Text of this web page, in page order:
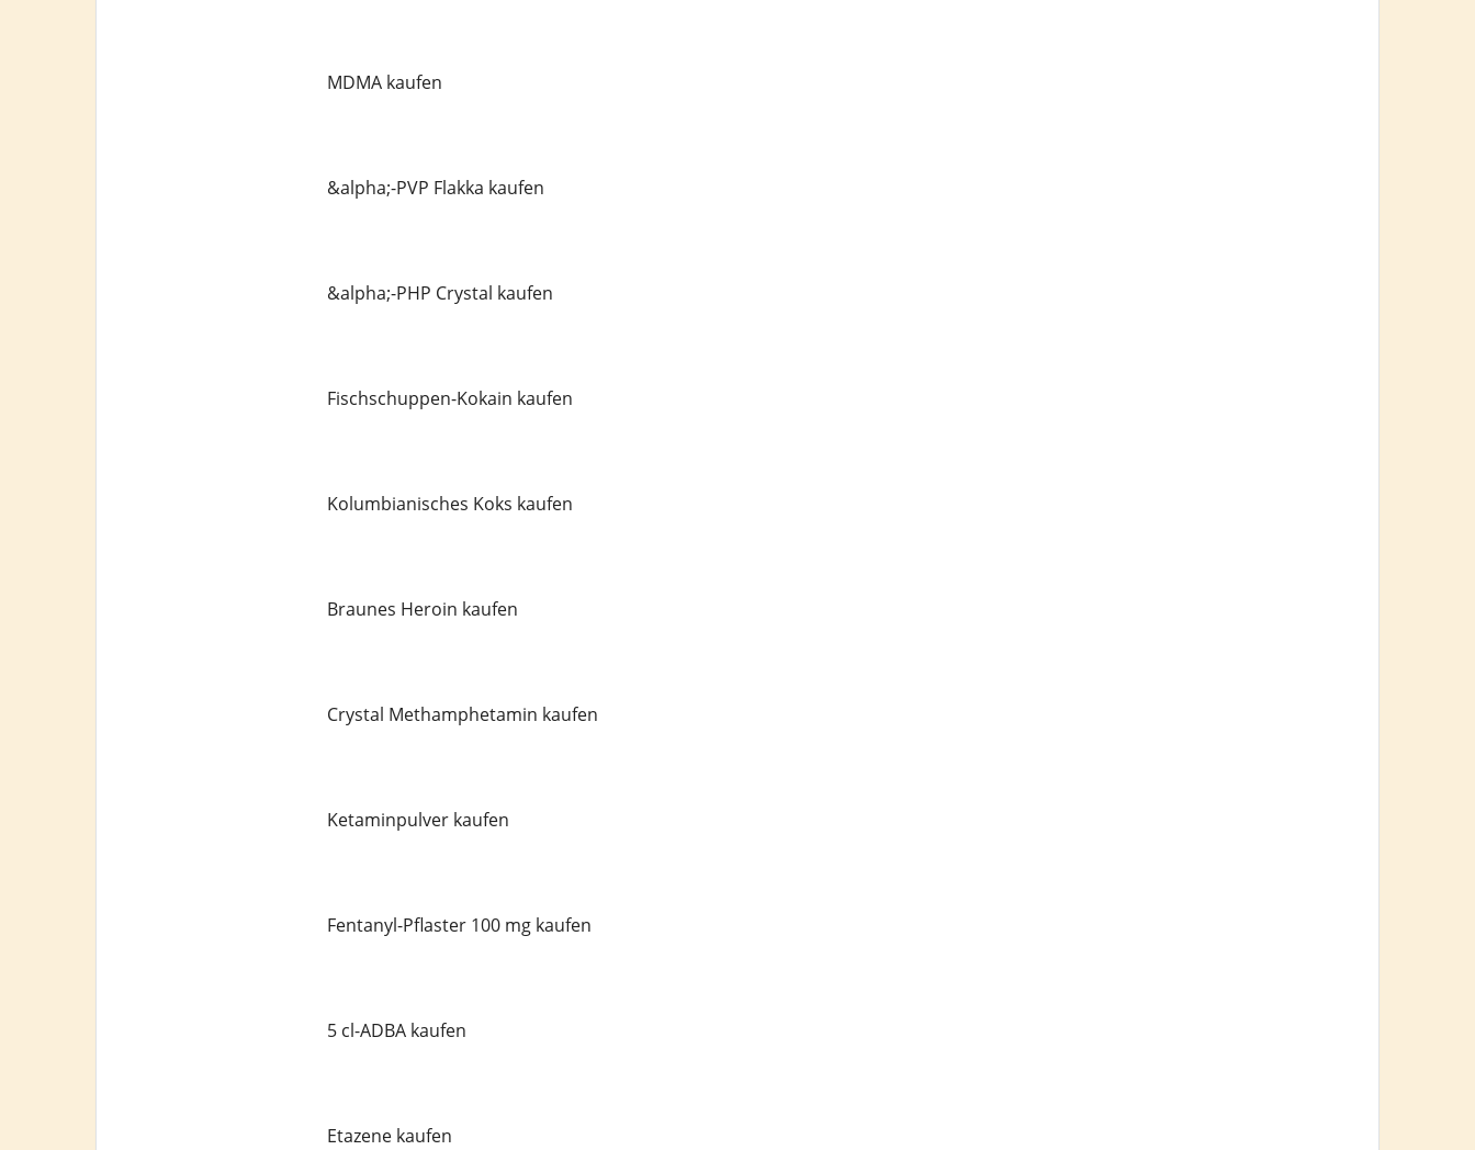
MDMA kaufen
&alpha;-PVP Flakka kaufen
&alpha;-PHP Crystal kaufen
Fischschuppen-Kokain kaufen
Kolumbianisches Koks kaufen
Braunes Heroin kaufen
Crystal Methamphetamin kaufen
Ketaminpulver kaufen
Fentanyl-Pflaster 100 mg kaufen
5 cl-ADBA kaufen
Etazene kaufen